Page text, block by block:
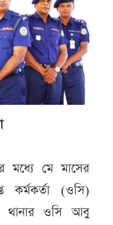
মধ্যে মে মাসের
কর্মকর্তা (ওসি)
থানার ওসি আবু